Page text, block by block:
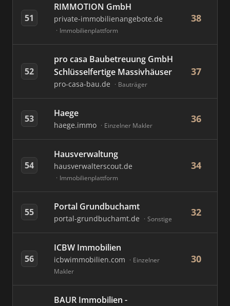
51
RIMMOTION GmbH
private-immobilienangebote.de
Immobilienplattform
38
52
pro casa Baubetreuung GmbH
Schlüsselfertige Massivhäuser
pro-casa-bau.de Bauträger
37
53 Haege
haege.immo Einzelner Makler
36
54
Hausverwaltung
hausverwalterscout.de
Immobilienplattform
34
55 Portal Grundbuchamt
portal-grundbuchamt.de Sonstige
32
56
ICBW Immobilien
icbwimmobilien.com
Einzelner
Makler
30
BAUR Immobilien -